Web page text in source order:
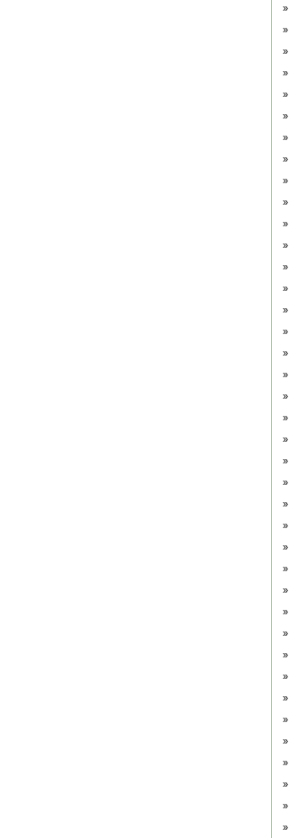
»
»
»
»
»
»
»
»
»
»
»
»
»
»
»
»
»
»
»
»
»
»
»
»
»
»
»
»
»
»
»
»
»
»
»
»
»
»
»